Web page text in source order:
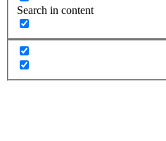
Search in content